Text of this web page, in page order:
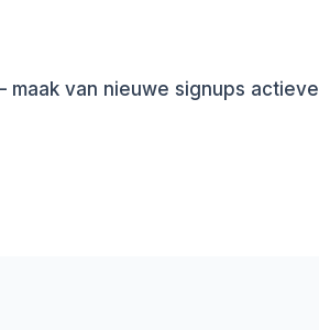
van nieuwe signups actieve